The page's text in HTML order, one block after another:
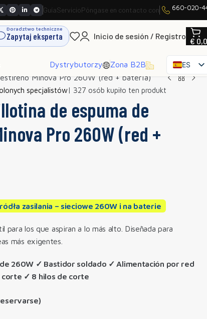
GuíaServicioPóngase en contacto con 660-020-
Doradztwo techniczne
Zapytaj eksperta Inicio de sesión / Registro
€
Dystrybutorzy Zona B2B
ES
PL
Minova Pro 260W (red + batería)
specjalistów| 327 osób kupiło ten produkt
de espuma de
Pro 260W (red +
zasilania – sieciowe 260W i na baterie
para los que aspiran a lo más alto. Diseñada para
más exigentes.
260W ✓ Bastidor soldado ✓ Alimentación por red
✓ 8 hilos de corte